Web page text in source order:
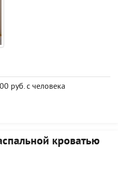
руб. с человека
кроватью